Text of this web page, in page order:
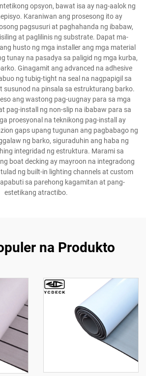
opsyon, bawat isa ay nag-aalok ng
Karaniwan ang prosesong ito ay
pagsusuri at paghahanda ng ibabaw,
at paglilinis ng substrate. Dapat ma-
husto ng mga installer ang mga material
tunay na pasadya sa paligid ng mga kurba,
Ginagamit ang advanced na adhesive
ng tubig-tight na seal na nagpapigil sa
susunod na pinsala sa estrukturang barko.
ang wastong pag-uugnay para sa mga
pag-install ng non-slip na ibabaw para sa
proesyonal na teknikong pag-install ay
gaps upang tugunan ang pagbabago ng
ng barko, siguraduhin ang haba ng
integridad ng estruktura. Marami sa
boat decking ay mayroon na integradong
ng built-in lighting channels at custom
sa parehong kagamitan at pang-
estetikang atractibo.
na Produkto